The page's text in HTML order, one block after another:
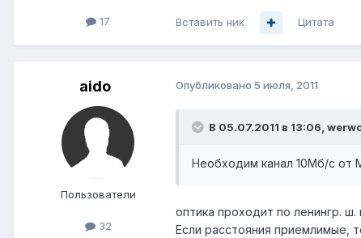
17 Вставить ник Цитата
aido
Пользователи
32
Опубликовано 5 июля, 2011
В 05.07.2011 в 13:06,
Необходим канал 10Мб/с от
оптика проходит по ленингр. ш.
Если расстояния приемлимые,